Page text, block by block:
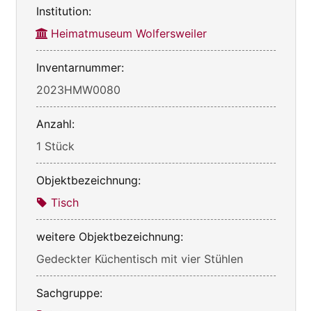
Institution:
Heimatmuseum Wolfersweiler
Inventarnummer:
2023HMW0080
Anzahl:
1 Stück
Objektbezeichnung:
Tisch
weitere Objektbezeichnung:
Gedeckter Küchentisch mit vier Stühlen
Sachgruppe: